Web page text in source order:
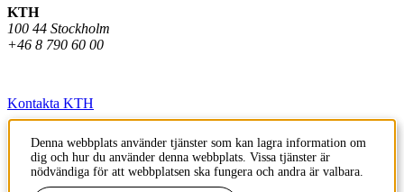
KTH
100 44 Stockholm
+46 8 790 60 00
Kontakta KTH
Jobba på KTH
Press och media
Denna webbplats använder tjänster som kan lagra information om
dig och hur du använder denna webbplats. Vissa tjänster är
nödvändiga för att webbplatsen ska fungera och andra är valbara.